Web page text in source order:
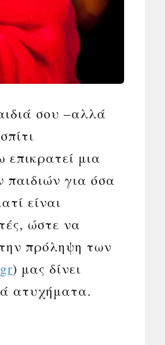
σου –αλλά
επικρατεί μια
για όσα
είναι
ώστε να
πρόληψη των
) μας δίνει
ατυχήματα.